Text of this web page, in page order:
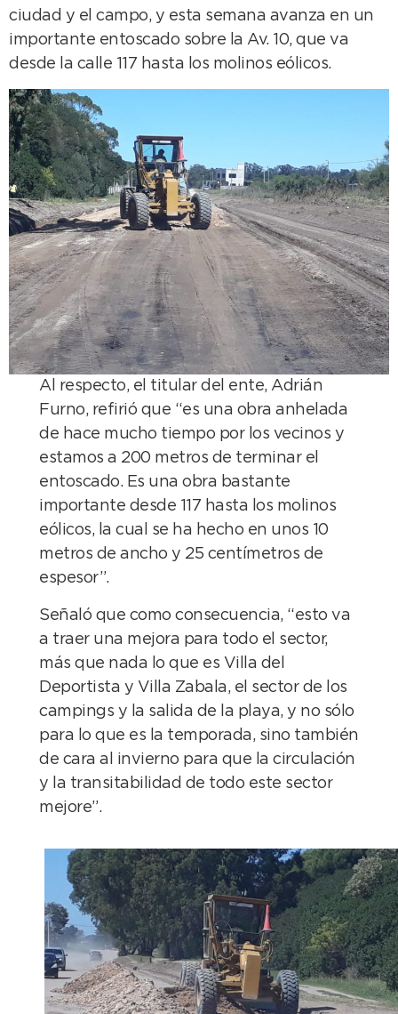
ciudad y el campo, y esta semana avanza en un
importante entoscado sobre la Av. 10, que va
desde la calle 117 hasta los molinos eólicos.
Al respecto, el titular del ente, Adrián
Furno, refirió que “es una obra anhelada
de hace mucho tiempo por los vecinos y
estamos a 200 metros de terminar el
entoscado. Es una obra bastante
importante desde 117 hasta los molinos
eólicos, la cual se ha hecho en unos 10
metros de ancho y 25 centímetros de
espesor”.
Señaló que como consecuencia, “esto va
a traer una mejora para todo el sector,
más que nada lo que es Villa del
Deportista y Villa Zabala, el sector de los
campings y la salida de la playa, y no sólo
para lo que es la temporada, sino también
de cara al invierno para que la circulación
y la transitabilidad de todo este sector
mejore”.